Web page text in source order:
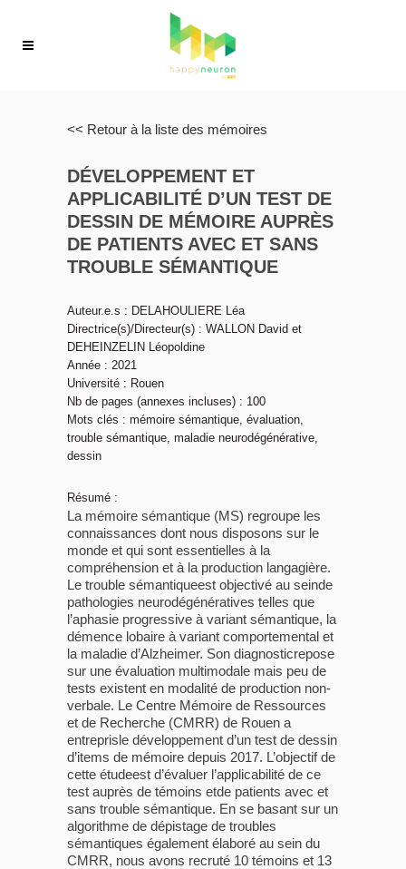
<< Retour à la liste des mémoires
DÉVELOPPEMENT ET
APPLICABILITÉ D’UN TEST DE
DESSIN DE MÉMOIRE AUPRÈS
DE PATIENTS AVEC ET SANS
TROUBLE SÉMANTIQUE
Auteur.e.s : DELAHOULIERE Léa
Directrice(s)/Directeur(s) : WALLON David et
DEHEINZELIN Léopoldine
Année : 2021
Université : Rouen
Nb de pages (annexes incluses) : 100
Mots clés : mémoire sémantique, évaluation,
trouble sémantique, maladie neurodégénérative,
dessin
Résumé :
La mémoire sémantique (MS) regroupe les
connaissances dont nous disposons sur le
monde et qui sont essentielles à la
compréhension et à la production langagière.
Le trouble sémantiqueest objectivé au seinde
pathologies neurodégénératives telles que
l’aphasie progressive à variant sémantique, la
démence lobaire à variant comportemental et
la maladie d’Alzheimer. Son diagnosticrepose
sur une évaluation multimodale mais peu de
tests existent en modalité de production non-
verbale. Le Centre Mémoire de Ressources
et de Recherche (CMRR) de Rouen a
entreprisle développement d’un test de dessin
d’items de mémoire depuis 2017. L’objectif de
cette étudeest d’évaluer l’applicabilité de ce
test auprès de témoins etde patients avec et
sans trouble sémantique. En se basant sur un
algorithme de dépistage de troubles
sémantiques également élaboré au sein du
CMRR, nous avons recruté 10 témoins et 13